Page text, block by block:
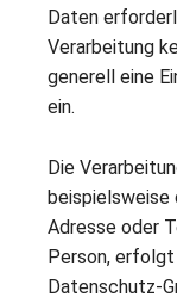
Daten
Verarbeitung
generell eine
ein.
Die
beispielsweise
Adresse oder
Person,
Datenschutz-